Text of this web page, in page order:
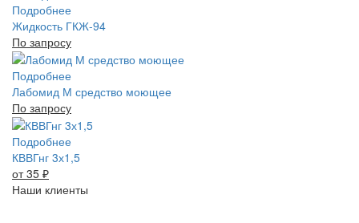
Подробнее
Жидкость ГКЖ-94
По запросу
Подробнее
Лабомид М средство моющее
По запросу
Подробнее
КВВГнг 3х1,5
от 35 ₽
Наши клиенты